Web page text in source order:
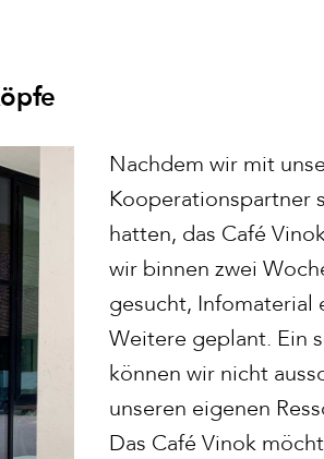
Nachdem wir mit
Kooperationspartner
hatten, das Café
wir binnen zwei
gesucht, Infomaterial
Weitere geplant. Ein
können wir nicht
unseren eigenen
Das Café Vinok